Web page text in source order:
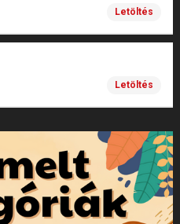
Letöltés
Letöltés